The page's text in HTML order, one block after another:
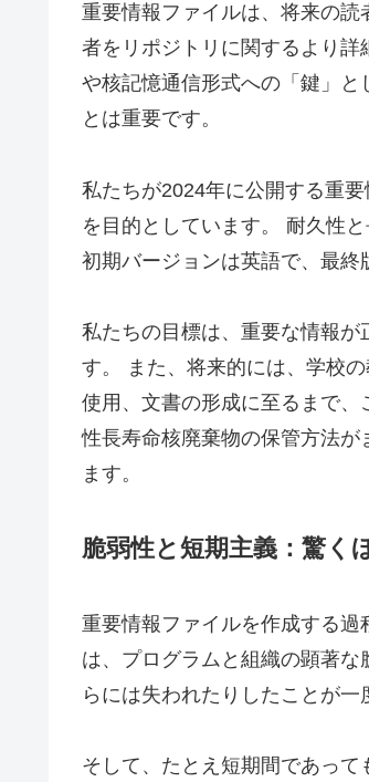
重要情報ファイルは、将来の
者をリポジトリに関するより
や核記憶通信形式への「鍵」
とは重要です。
私たちが2024年に公開する重
を目的としています。 耐久性
初期バージョンは英語で、最終
私たちの目標は、重要な情報
す。 また、将来的には、学校
使用、文書の形成に至るまで
性長寿命核廃棄物の保管方法
ます。
脆弱性と短期主義：驚く
重要情報ファイルを作成する
は、プログラムと組織の顕著
らには失われたりしたことが一
そして、たとえ短期間であっ